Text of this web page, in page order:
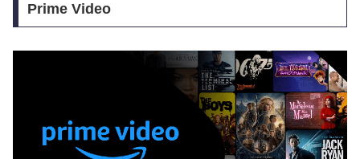
Prime Video